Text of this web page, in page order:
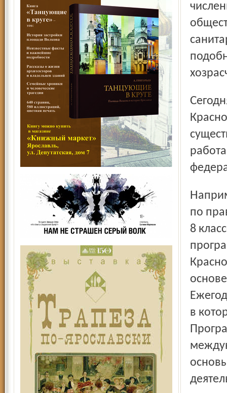
Сегодня в состав областной организации общества
Например, федеральная программа «Мир вокруг тебя»
по
8
в